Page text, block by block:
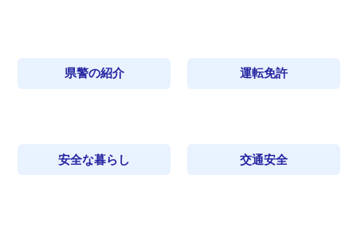
県警の紹介 運転免許
安全な暮らし 交通安全